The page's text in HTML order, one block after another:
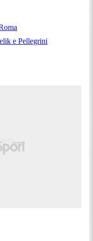
e Pellegrini